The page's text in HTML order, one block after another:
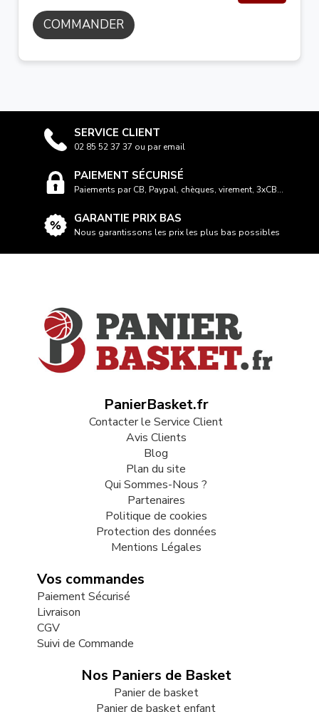
COMMANDER
SERVICE CLIENT
02 85 52 37 37 ou par email
PAIEMENT SÉCURISÉ
Paiements par CB, Paypal, chèques, virement, 3xCB...
GARANTIE PRIX BAS
Nous garantissons les prix les plus bas possibles
PanierBasket.fr
Contacter le Service Client
Avis Clients
Blog
Plan du site
Qui Sommes-Nous ?
Partenaires
Politique de cookies
Protection des données
Mentions Légales
Vos commandes
Paiement Sécurisé
Livraison
CGV
Suivi de Commande
Nos Paniers de Basket
Panier de basket
Panier de basket enfant